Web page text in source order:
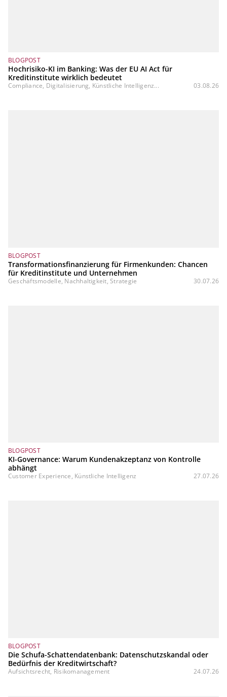
BLOGPOST
Hochrisiko-KI im Banking: Was der EU AI Act für
Kreditinstitute wirklich bedeutet
Compliance, Digitalisierung, Künstliche Intelligenz... 03.08.26
BLOGPOST
Transformationsfinanzierung für Firmenkunden: Chancen
für Kreditinstitute und Unternehmen
Geschäftsmodelle, Nachhaltigkeit, Strategie 30.07.26
BLOGPOST
KI-Governance: Warum Kundenakzeptanz von Kontrolle
abhängt
Customer Experience, Künstliche Intelligenz 27.07.26
BLOGPOST
Die Schufa-Schattendatenbank: Datenschutzskandal oder
Bedürfnis der Kreditwirtschaft?
Aufsichtsrecht, Risikomanagement 24.07.26